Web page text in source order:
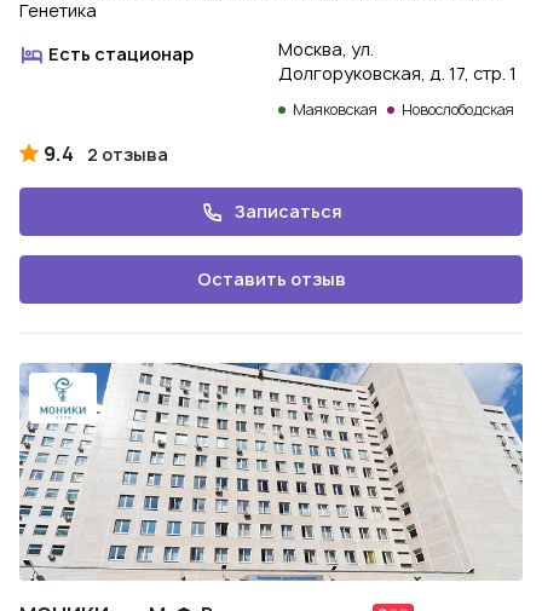
Генетика
Есть стационар
Москва, ул.
Долгоруковская, д. 17, стр. 1
Маяковская Новослободская
9.4 2 отзыва
Записаться
Оставить отзыв